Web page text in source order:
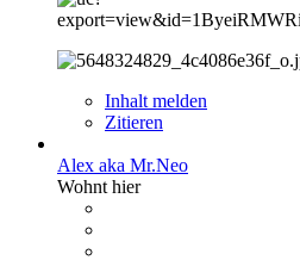
Inhalt melden
Zitieren
Alex aka Mr.Neo
Wohnt hier